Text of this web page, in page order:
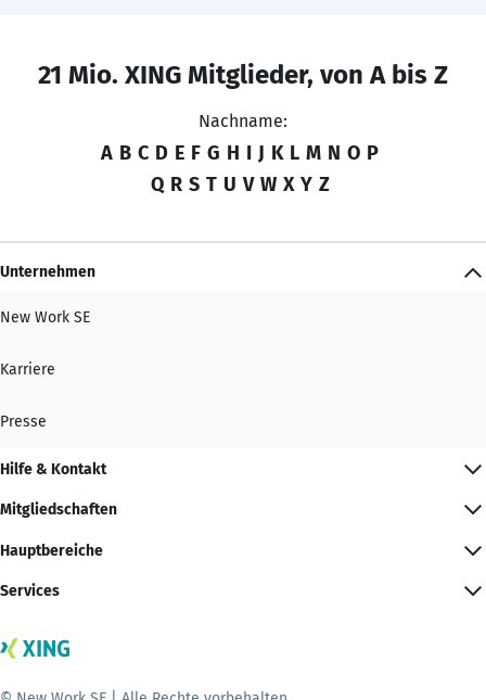
21 Mio. XING Mitglieder, von A bis Z
Nachname:
A B C D E F G H I J K L M N O P
Q R S T U V W X Y Z
Unternehmen
New Work SE
Karriere
Presse
Hilfe & Kontakt
Mitgliedschaften
Hauptbereiche
Services